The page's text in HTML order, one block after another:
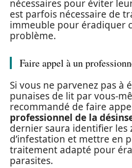
nécessaires pour éviter
est parfois nécessaire de
immeuble pour éradiquer
problème.
Faire appel à un
Si vous ne parvenez pas à
punaises de lit par vous-
recommandé de faire
professionnel de la
dernier saura identifier les
d’infestation et mettre en
traitement adapté pour
parasites.